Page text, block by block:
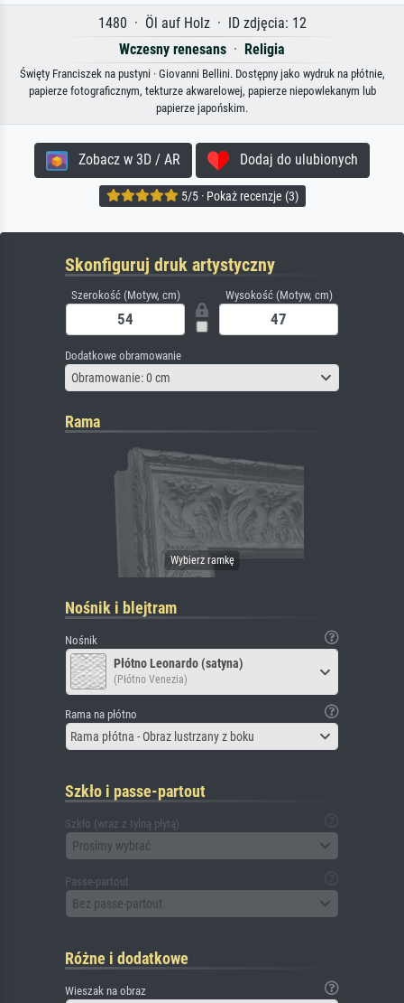
1480 · Öl auf Holz · ID zdjęcia: 12
Wczesny renesans · Religia
Święty Franciszek na pustyni · Giovanni Bellini. Dostępny jako wydruk na płótnie,
papierze fotograficznym, tekturze akwarelowej, papierze niepowlekanym lub
papierze japońskim.
Zobacz w 3D / AR Dodaj do ulubionych
5/5 · Pokaż recenzje (3)
Skonfiguruj druk artystyczny
Szerokość (Motyw, cm) Wysokość (Motyw, cm)
Dodatkowe obramowanie
Obramowanie: 0 cm
Rama
Nośnik i blejtram
Nośnik
Płótno Leonardo (satyna)
(Płótno Venezia)
Rama na płótno
Rama płótna - Obraz lustrzany z boku
Szkło i passe-partout
Szkło (wraz z tylną płytą)
Prosimy wybrać
Passe-partout
Bez passe-partout
Różne i dodatkowe
Wieszak na obraz